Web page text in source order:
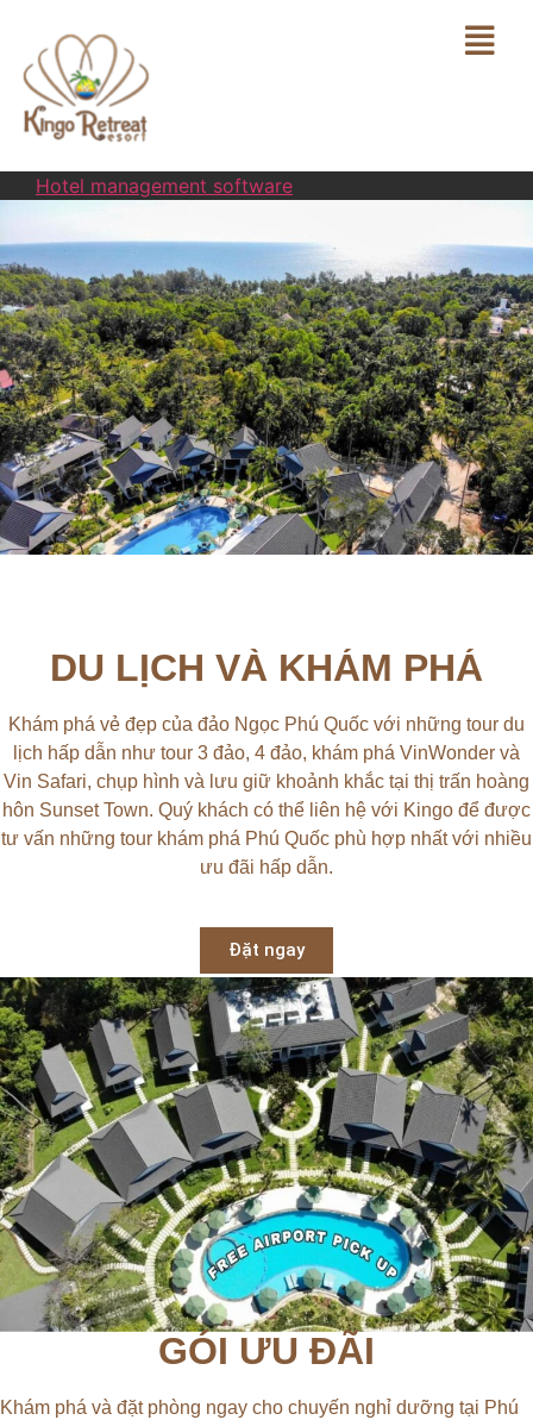
Hotel management software
DU LỊCH VÀ KHÁM PHÁ
Khám phá vẻ đẹp của đảo Ngọc Phú Quốc với những tour du
lịch hấp dẫn như tour 3 đảo, 4 đảo, khám phá VinWonder và
Vin Safari, chụp hình và lưu giữ khoảnh khắc tại thị trấn hoàng
hôn Sunset Town. Quý khách có thể liên hệ với Kingo để được
tư vấn những tour khám phá Phú Quốc phù hợp nhất với nhiều
ưu đãi hấp dẫn.
Đặt ngay
GÓI ƯU ĐÃI
Khám phá và đặt phòng ngay cho chuyến nghỉ dưỡng tại Phú